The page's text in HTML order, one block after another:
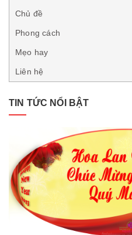
Chủ đề
Phong cách
Mẹo hay
Liên hệ
TIN TỨC NỔI BẬT